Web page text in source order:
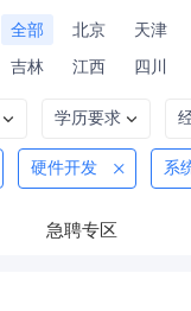
全部 北京 天津
吉林
江西 四川
学历要求
硬件开发 系
急聘专区